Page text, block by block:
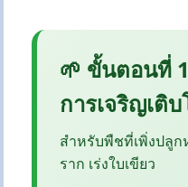
🌱 ขั้นตอนที่
การเจริญเติ
สำหรับพืชที่เพิ่งปลูก
ราก เร่งใบเขียว